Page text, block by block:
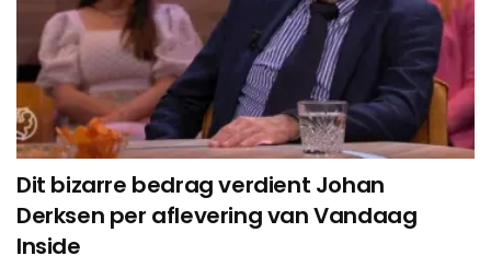
Dit bizarre bedrag verdient Johan
Derksen per aflevering van Vandaag
Inside